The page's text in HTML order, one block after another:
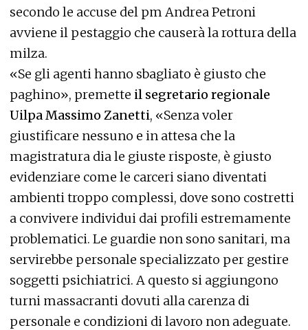
secondo le accuse del pm Andrea Petroni
avviene il pestaggio che causerà la rottura della
milza.
«Se gli agenti hanno sbagliato è giusto che
paghino», premette il segretario regionale
Uilpa Massimo Zanetti, «Senza voler
giustificare nessuno e in attesa che la
magistratura dia le giuste risposte, è giusto
evidenziare come le carceri siano diventati
ambienti troppo complessi, dove sono costretti
a convivere individui dai profili estremamente
problematici. Le guardie non sono sanitari, ma
servirebbe personale specializzato per gestire
soggetti psichiatrici. A questo si aggiungono
turni massacranti dovuti alla carenza di
personale e condizioni di lavoro non adeguate.